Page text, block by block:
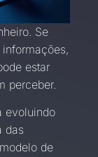
Se
estar
perceber.
evoluindo
das
de